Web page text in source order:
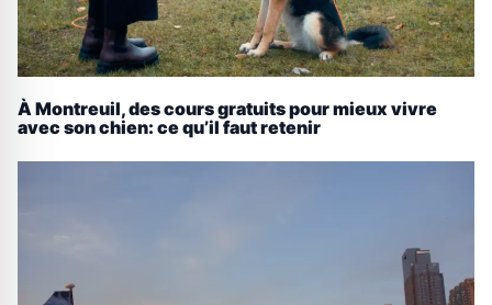
À Montreuil, des cours gratuits pour mieux vivre
avec son chien: ce qu’il faut retenir